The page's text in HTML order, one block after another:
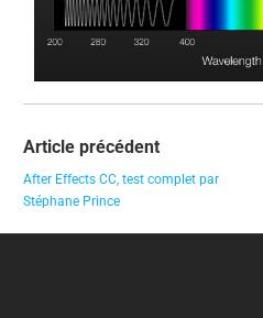
Article précédent
After Effects CC, test complet par
Stéphane Prince